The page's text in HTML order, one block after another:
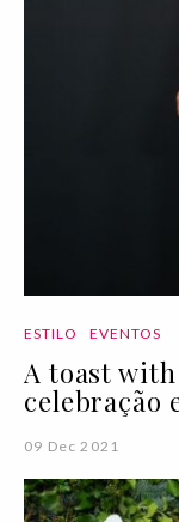
ESTILO EVENTOS
A toast
celebração
09 Dec 2021